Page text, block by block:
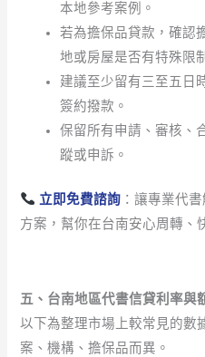
本地參考案例。
若為擔保品貸款，確認
地或房屋是否有特殊限
建議至少留有三至五日
簽約撥款。
保留所有申請、審核、
蹤或申訴。
立即免費諮詢 ：讓專業代
方案，幫你在台南安心周轉、
五、台南地區代書信貸利率與
以下為整理市場上較常見的數
案、機構、擔保品而異。